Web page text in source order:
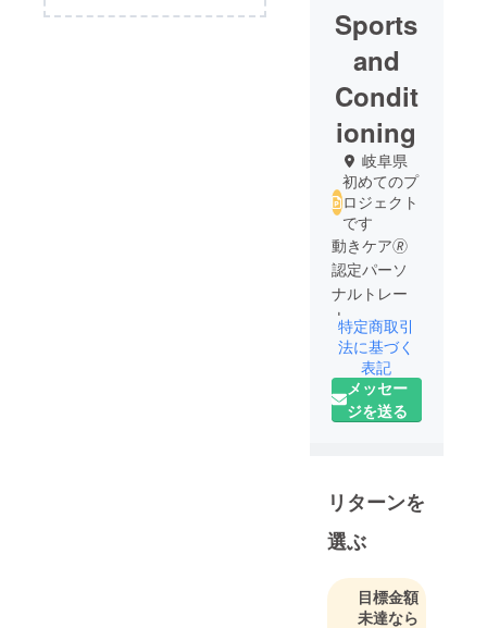
Sports
and
Condit
ioning
岐阜県
初めてのプ
ロジェクト
です
動きケア🄬
認定パーソ
ナルトレー
ナー
日本健康体
育協会 新世
代フィット
ネス事業
特定商取引
法に基づく
表記
メッセー
ジを送る
リターンを
選ぶ
目標金額
未達なら